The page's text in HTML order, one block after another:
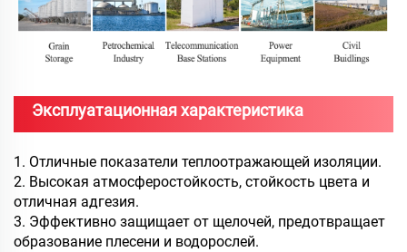
Эксплуатационная характеристика
1. Отличные показатели теплоотражающей изоляции.
2. Высокая атмосферостойкость, стойкость цвета и
отличная адгезия.
3. Эффективно защищает от щелочей, предотвращает
образование плесени и водорослей.